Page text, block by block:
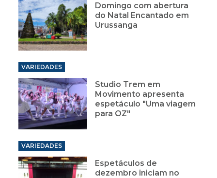
Domingo com abertura
do Natal Encantado em
Urussanga
VARIEDADES
Studio Trem em
Movimento apresenta
espetáculo "Uma viagem
para OZ"
VARIEDADES
Espetáculos de
dezembro iniciam no